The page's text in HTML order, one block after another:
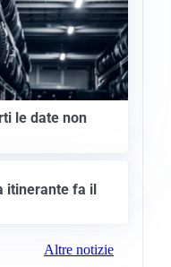
le date non
itinerante fa il
Altre notizie